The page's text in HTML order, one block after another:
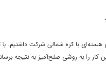
با کره شمالی شرکت داشتیم.
را به روشی صلح‌آمیز به نتیجه